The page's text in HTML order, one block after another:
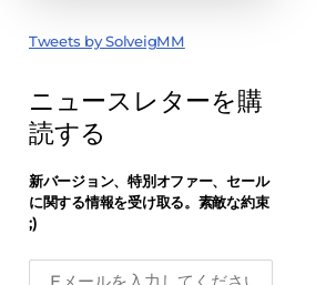
Tweets by SolveigMM
ニュースレターを購
読する
新バージョン、特別オファー、セール
に関する情報を受け取る。素敵な約束
;)